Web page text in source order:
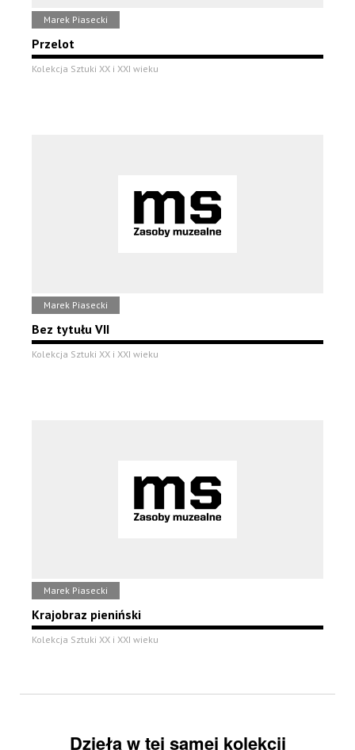
Marek Piasecki
Przelot
Kolekcja Sztuki XX i XXI wieku
Marek Piasecki
Bez tytułu VII
Kolekcja Sztuki XX i XXI wieku
Marek Piasecki
Krajobraz pieniński
Kolekcja Sztuki XX i XXI wieku
Dzieła w tej samej kolekcji